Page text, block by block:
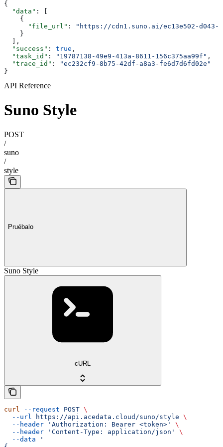
{
  "data"
: [
    {
      "file_url"
:
"https://cdn1.suno.ai/ec13e502-d043-
    }
  ],
  "success"
: true ,
  "task_id"
: "19787138-49e9-413a-8611-156c375aa99f" ,
  "trace_id"
:
"ec232cf9-8b75-42df-a8a3-fe6d7d6fd02e"
}
API Reference
Suno Style
POST
/
suno
/
style
Pruébalo
Suno Style
cURL
curl --request POST \
  --url
https://api.acedata.cloud/suno/style \
  --header
'Authorization: Bearer <token>'
\
  --header
'Content-Type: application/json'
\
  --data
'